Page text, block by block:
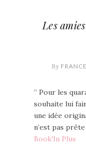
Les
By
” Pour les
souhaite lui
une idée
n’est pas
Book'In Plus